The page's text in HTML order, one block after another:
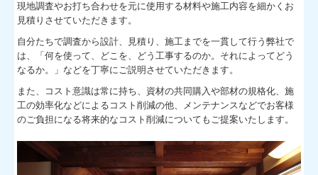
現地調査やお打ち合わせを元に使用する材料や施工内容を細かくお
見積りさせていただきます。
自分たちで調査から設計、見積り、施工までを一貫して行う弊社で
は、
「何を使って、どこを、どう工事するのか。それによってどう
なるか。」 などを丁寧にご説明させていただきます。
また、コスト意識は常に持ち、資材の共同購入や部材の規格化、施
工の効率化などによるコスト削減の他、メンテナンスなどでお客様
のご負担になる将来的なコスト削減についてもご提案いたします。